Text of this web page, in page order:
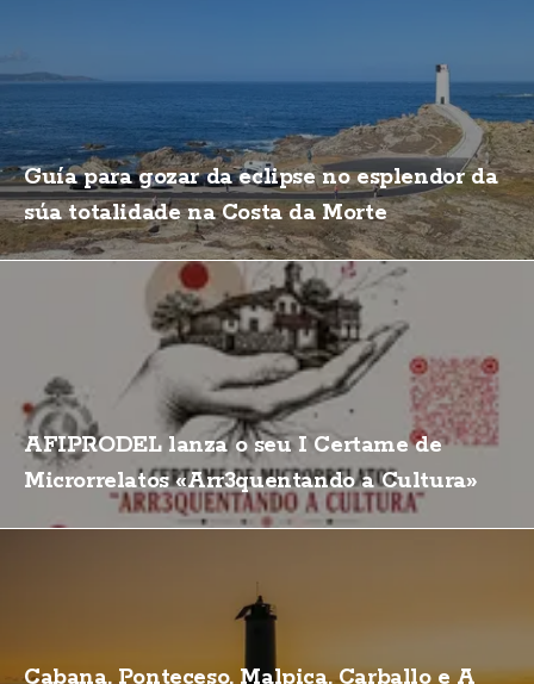
Guía para gozar da eclipse no esplendor da
súa totalidade na Costa da Morte
AFIPRODEL lanza o seu I Certame de
Microrrelatos «Arr3quentando a Cultura»
Cabana, Ponteceso, Malpica, Carballo e A